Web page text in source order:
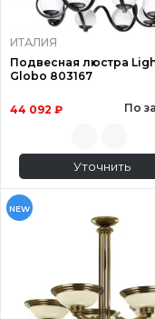
ИТАЛИЯ
Подвесная люстра
Globo 803167
44 092 ₽ По
Уточнить
NEW